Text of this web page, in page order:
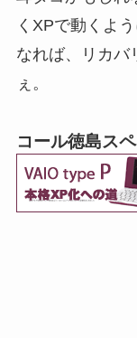
くXPで動くよ
なれば、リカバ
ぇ。
コール徳島ス